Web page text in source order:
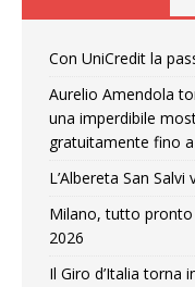
Con UniCredit la
Aurelio Amendola
una imperdibile
gratuitamente fino
L’Albereta San
Milano, tutto pronto
2026
Il Giro d’Italia torna